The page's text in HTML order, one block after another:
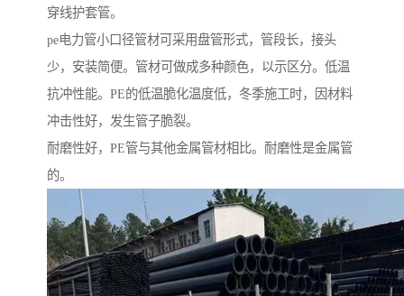
穿线护套管。
pe电力管小口径管材可采用盘管形式，管段长，接头
少，安装简便。管材可做成多种颜色，以示区分。低温
抗冲性能。PE的低温脆化温度低，冬季施工时，因材料
冲击性好，发生管子脆裂。
耐磨性好，PE管与其他金属管材相比。耐磨性是金属管
的。